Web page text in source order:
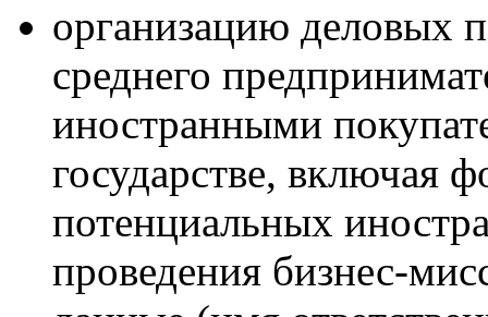
организацию деловых
среднего
иностранными
государстве, включая
потенциальных
проведения бизнес-